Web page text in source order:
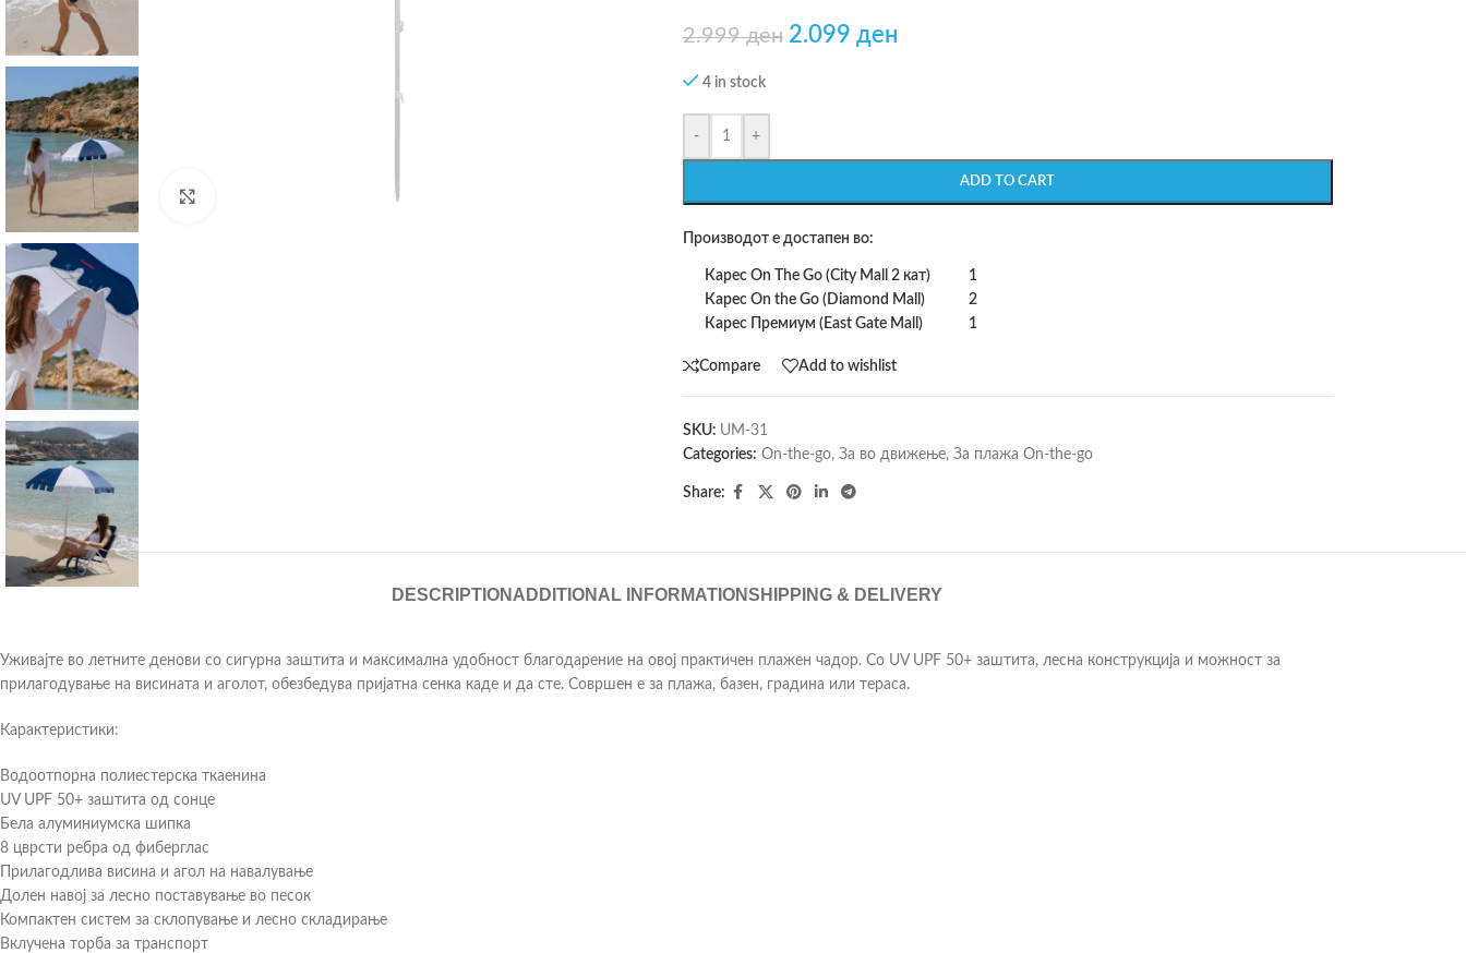
2.999ден 2.099 ден
4 in stock
- +
ADD TO CART
Производот е достапен во:
Карес On The Go (City Mall 2 кат)
1
Карес On the Go (Diamond Mall)
2
Карес Премиум (East Gate Mall)
1
Compare Add to wishlist
SKU: UM-31
Categories: On-the-go, За во движење, За плажа On-the-go
Share:
DESCRIPTION ADDITIONAL INFORMATIONSHIPPING & DELIVERY
Уживајте во летните денови со сигурна заштита и максимална удобност благодарение на овој практичен плажен чадор. Со UV UPF 50+ заштита, лесна конструкција и можност за
прилагодување на висината и аголот, обезбедува пријатна сенка каде и да сте. Совршен е за плажа, базен, градина или тераса.
Карактеристики:
Водоотпорна полиестерска ткаенина
UV UPF 50+ заштита од сонце
Бела алуминиумска шипка
8 цврсти ребра од фиберглас
Прилагодлива висина и агол на навалување
Долен навој за лесно поставување во песок
Компактен систем за склопување и лесно складирање
Вклучена торба за транспорт